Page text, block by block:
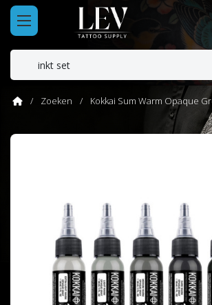
Zoeken Kokkai Sum Warm Opaque